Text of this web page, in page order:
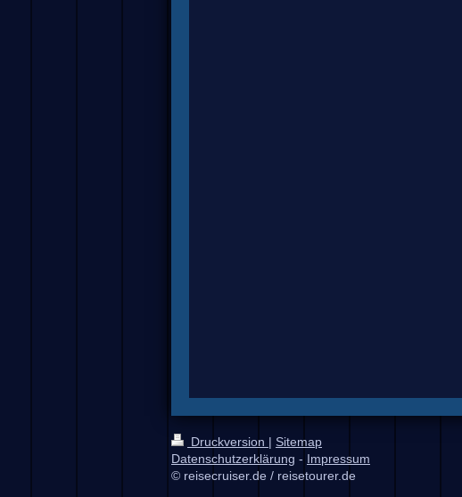
Druckversion | Sitemap
Datenschutzerklärung - Impressum
© reisecruiser.de / reisetourer.de